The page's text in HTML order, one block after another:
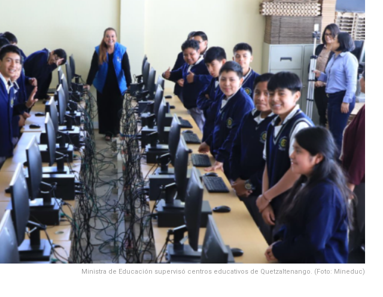
Ministra de Educación supervisó centros educativos de Quetzaltenango. (Foto: Mineduc)